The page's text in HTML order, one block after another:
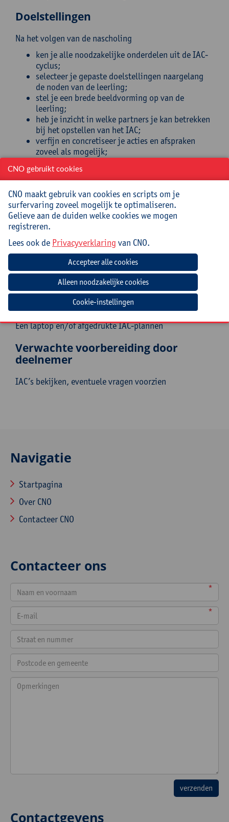
Doelstellingen
Na het volgen van de nascholing
ken je alle noodzakelijke onderdelen uit de IAC-
cyclus;
selecteer je gepaste doelstellingen naargelang
de noden van de leerling;
stel je een brede beeldvorming op van de
leerling;
heb je inzicht in welke partners je kan betrekken
bij het opstellen van het IAC;
verfijn en concretiseer je acties en afspraken
zoveel als mogelijk;
voor een IAC;
heb je inspiratie om (zorg)roosters te
hervormen;
pas je de participatiematrix toe;
optimaliseer je je huidige IAC-plannen.
Doelgroep
(Zorg)leerkrachten en zorgcoördinatoren,
beleidsmedewerkers en leerondersteuners uit het
basisonderwijs
Mee te brengen door cursist
Een laptop en/of afgedrukte IAC-plannen
Verwachte voorbereiding door
deelnemer
IAC’s bekijken, eventuele vragen voorzien
Navigatie
Startpagina
Over CNO
Contacteer CNO
Contacteer ons
*
*
Contactgevens
CNO gebruikt cookies
CNO maakt gebruik van cookies en scripts om je
surfervaring zoveel mogelijk te optimaliseren.
Gelieve aan de duiden welke cookies we mogen
registreren.
Lees ook de Privacyverklaring van CNO.
Cookie-instellingen